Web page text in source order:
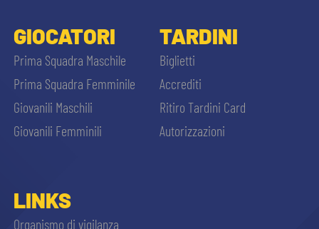
GIOCATORI
Prima Squadra Maschile
Prima Squadra Femminile
Giovanili Maschili
Giovanili Femminili
TARDINI
Biglietti
Accrediti
Ritiro Tardini Card
Autorizzazioni
LINKS
Organismo di vigilanza